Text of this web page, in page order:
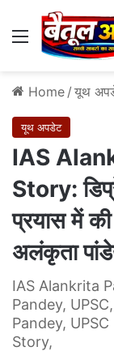
Menu
Home / यूथ
यूथ अपडेट
IAS
Story:
प्रयास में
अलंकृता
IAS Alankrita
Pandey,
Pandey,
Story,